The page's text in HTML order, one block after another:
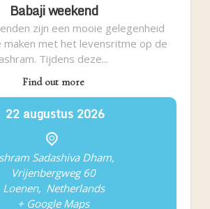
Babaji weekend
zijn een mooie gelegenheid
maken met het levensritme op de
ashram. Tijdens deze...
Find out more
22 augustus 2026
Sadashiva Dham,
Vrijenbergweg 60
Loenen, Netherlands
+ Google Maps